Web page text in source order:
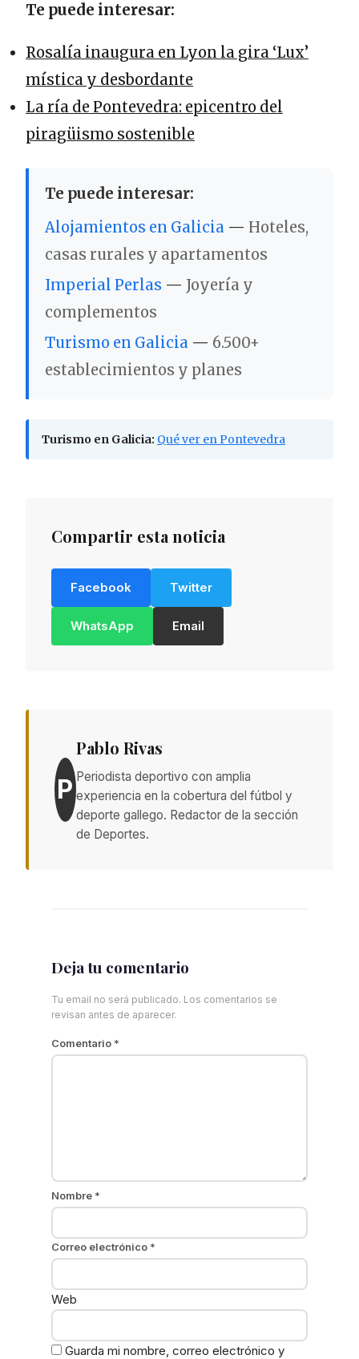
Te puede interesar:
Rosalía inaugura en Lyon la gira ‘Lux’
mística y desbordante
La ría de Pontevedra: epicentro del
piragüismo sostenible
Te puede interesar:
Alojamientos en Galicia — Hoteles,
casas rurales y apartamentos
Imperial Perlas — Joyería y
complementos
Turismo en Galicia — 6.500+
establecimientos y planes
Turismo en Galicia: Qué ver en Pontevedra
Compartir esta noticia
Facebook Twitter
WhatsApp Email
P
Pablo Rivas
Periodista deportivo con amplia
experiencia en la cobertura del fútbol y
deporte gallego. Redactor de la sección
de Deportes.
Deja tu comentario
Tu email no será publicado. Los comentarios se
revisan antes de aparecer.
Comentario *
Nombre *
Correo electrónico *
Web
Guarda mi nombre, correo electrónico y